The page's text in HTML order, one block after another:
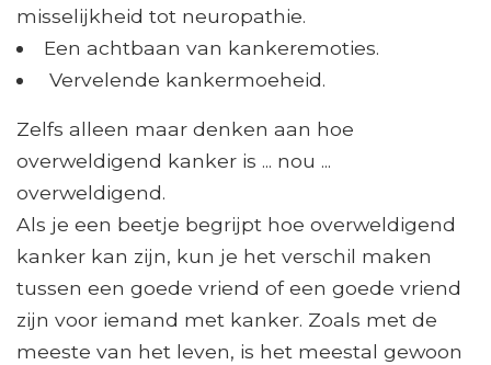
misselijkheid tot neuropathie.
Een achtbaan van kankeremoties.
Vervelende kankermoeheid.
Zelfs alleen maar denken aan hoe
overweldigend kanker is ... nou ...
overweldigend.
Als je een beetje begrijpt hoe overweldigend
kanker kan zijn, kun je het verschil maken
tussen een goede vriend of een goede vriend
zijn voor iemand met kanker. Zoals met de
meeste van het leven, is het meestal gewoon